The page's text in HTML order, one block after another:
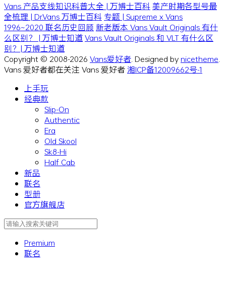
Vans 产品支线知识科普大全 | 万博士百科美产时期各型号最
全梳理 | Dr.Vans 万博士百科 专题 | Supreme x Vans
1996~2020 联名历史回顾 新老版本 Vans Vault Originals 有什
么区别？ | 万博士知道Vans Vault Originals 和 VLT 有什么区
别？| 万博士知道
Copyright © 2008-2026 Vans爱好者. Designed bynicetheme.
Vans 爱好者都在关注 Vans 爱好者湘ICP备12009662号-1
上手玩
经典款
Slip-On
Authentic
Era
Old Skool
Sk8-Hi
Half Cab
新品
联名
型册
官方旗舰店
Premium
联名